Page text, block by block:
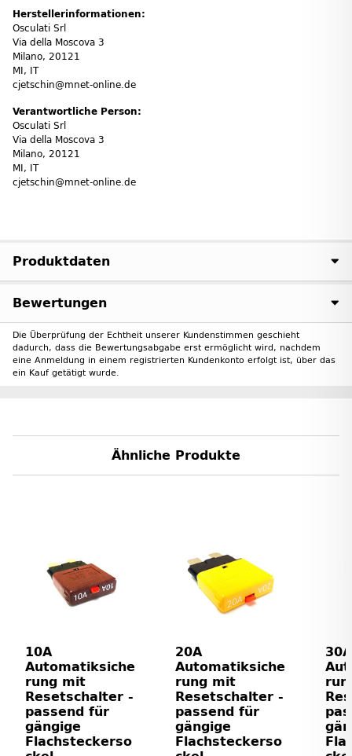
Herstellerinformationen:
Osculati Srl
Via della Moscova 3
Milano, 20121
MI, IT
cjetschin@mnet-online.de
Verantwortliche Person:
Osculati Srl
Via della Moscova 3
Milano, 20121
MI, IT
cjetschin@mnet-online.de
Produktdaten
Bewertungen
Die Überprüfung der Echtheit unserer Kundenstimmen geschieht
dadurch, dass die Bewertungsabgabe erst ermöglicht wird, nachdem
eine Anmeldung in einem registrierten Kundenkonto erfolgt ist, über das
ein Kauf getätigt wurde.
Ähnliche Produkte
10A
Automatiksiche
rung mit
Resetschalter -
passend für
gängige
Flachsteckerso
20A
Automatiksiche
rung mit
Resetschalter -
passend für
gängige
Flachsteckerso
30A